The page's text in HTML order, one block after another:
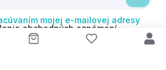
mojej e-mailovej adresy
obchodných oznámení
s čl. 6 ods. 1 písm. a)
Svoj súhlas môžem kedykoľvek